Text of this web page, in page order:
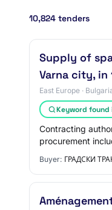
10,824 tenders
Supply of
Varna city, in
East Europe ·
Keyword
Contracting
procurement
Buyer: ГРАДСКИ